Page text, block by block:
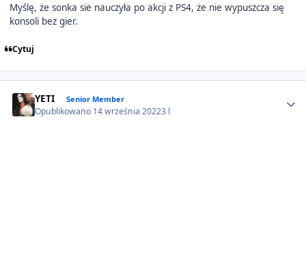
Myślę, że sonka sie nauczyła po akcji z PS4, że nie wypuszcza się
konsoli bez gier.
Cytuj
YETI Senior Member
Opublikowano 14 września 20223 l